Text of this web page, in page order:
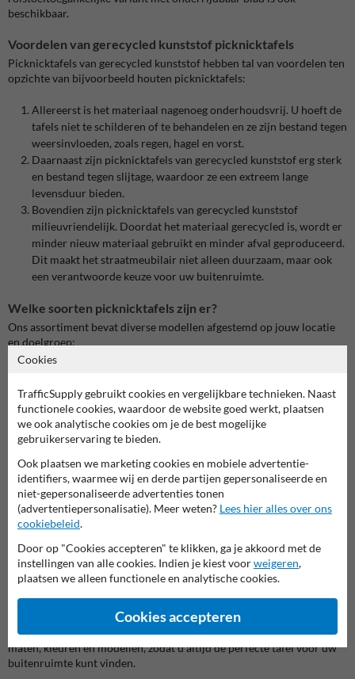
beschikbaar.
Voordelen van gerecycled kunststof picknicktafels
Picknicktafels van gerecycled kunststof hebben tal van voordelen ten
opzichte van bijvoorbeeld houten picknicktafels:
Allereerst is het materiaal nagenoeg onderhoudsvrij. U hoeft de
tafels niet te schilderen of te behandelen en ze zijn bestand tegen
weersinvloeden, zoals regen, hagel en vorst.
Daarnaast zijn picknicktafels van gerecycled kunststof erg sterk
en bestand tegen slijtage, waardoor ze een extreem lange
levensduur bieden.
Bovendien zijn picknicktafels van gerecycled kunststof
milieuvriendelijk. Doordat het materiaal gerecycled is, wordt er
minder nieuw materiaal gebruikt en minder afval geproduceerd.
Dit maakt het straatmeubilair niet alleen duurzaam, maar ook
een verantwoorde keuze voor uw buitenruimte.
Welke soorten picknicktafels zijn er?
Ons assortiment bevat diverse modellen afgestemd op jouw locatie
en doelgroep:
weerbestendig en onderhoudsvrij
Picknicktafels voor kinderen: lager en compacter, perfect voor
schoolpleinen of kindertuinen
Ronde en XL-tabellen: bevorder sociale interactie en bieden
extra zitruimte
Rolstoeltoegankelijke tafels
: speciaal ontworpen met extra
beenruimte voor inklokken en comfort
Picknicktafels met gesloten tafelblad: voorkomt vuil en afval
onder de tafel, ideaal in openbare ruimtes
Uitgebreid assortiment picknicktafels van gerecycled kunststof
Bij Straatmeubilairkopen.nl vindt u een uitgebreid assortiment aan
picknicktafels van gerecycled kunststof. Of u nu op zoek bent naar
een enkele tafel of een compleet straatmeubilair-set bestaande uit
picknicktafels en parkbanken , wij bieden voor elke situatie een
passende oplossing. Onze tafels zijn verkrijgbaar in verschillende
maten, kleuren en modellen, zodat u altijd de perfecte tafel voor uw
buitenruimte kunt vinden.
Cookies
TrafficSupply gebruikt cookies en vergelijkbare technieken. Naast
functionele cookies, waardoor de website goed werkt, plaatsen
we ook analytische cookies om je de best mogelijke
gebruikerservaring te bieden.
Ook plaatsen we marketing cookies en mobiele advertentie-
identifiers, waarmee wij en derde partijen gepersonaliseerde en
niet-gepersonaliseerde advertenties tonen
(advertentiepersonalisatie). Meer weten? Lees hier alles over ons
cookiebeleid.
Door op "Cookies accepteren" te klikken, ga je akkoord met de
instellingen van alle cookies. Indien je kiest voorweigeren,
plaatsen we alleen functionele en analytische cookies.
Cookies accepteren